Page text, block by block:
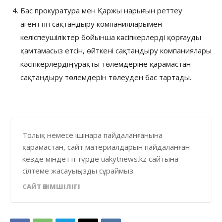
Бас прокуратура мен Қаржы нарығын реттеу
агенттігі сақтандыру компанияларымен
келіспеушіліктер бойынша кәсіпкерлерді қорғауды
қамтамасыз етсін, өйткені сақтандыру компаниялары
кәсіпкерлердің тұрақты төлемдеріне қарамастан
сақтандыру төлемдерін төлеуден бас тартады.
Толық немесе ішінара пайдаланғанына
қарамастан, сайт материалдарын пайдаланған
кезде міндетті түрде uakytnews.kz сайтына
сілтеме жасауыңызды сұраймыз.
САЙТ ӘКІМШІЛІГІ